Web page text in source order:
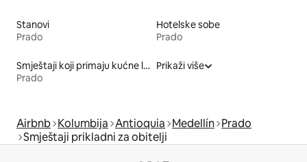
Stanovi
Prado
Hotelske sobe
Prado
Smještaji koji primaju kućne ljubimce
Prado
Prikaži više
Airbnb Kolumbija Antioquia Medellín Prado
Smještaji prikladni za obitelji